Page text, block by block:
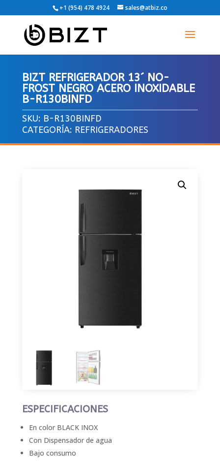
+1 (954) 478 4924 sales@atbiz.co
BIZT REFRIGERADOR 13´ NO-
FROST NEGRO ACERO INOXIDABLE
B-R130BINFD
SKU: B-R130BINFD
CATEGORÍA: REFRIGERADORES
ESPECIFICACIONES
En color BLACK INOX
Con Dispensador de agua
Bajo consumo